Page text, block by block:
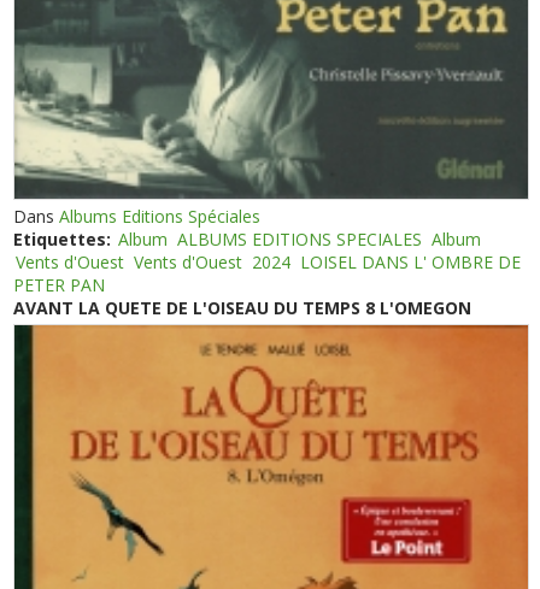
DansAlbums Editions Spéciales
Etiquettes: Album ALBUMS EDITIONS SPECIALES Album
Vents d'Ouest Vents d'Ouest 2024 LOISEL DANS L' OMBRE DE
PETER PAN
AVANT LA QUETE DE L'OISEAU DU TEMPS 8 L'OMEGON